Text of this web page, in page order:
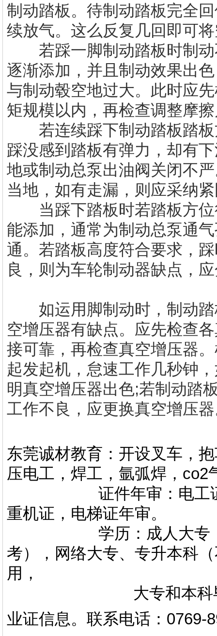
制动踏板。待制动踏板完全
续放气。这么反复几回即可
若踩一脚制动踏板时制动
逐渐添加，并且制动效果出
与制动毂空地过大。此时应
矩规模以内，再检查调整摩
若连续踩下制动踏板踏板
踩没感到踏板有弹力，却有
地或制动总泵出油阀关闭不
当地，如有走漏，则应采纳
当踩下踏板时若踏板方位
能添加，通常为制动总泵通
通。若踏板高度符合要求，
良，则为车轮制动器缺点，
如运用脚制动时，制动踏
空增压器有缺点。应先检查
接可靠，再检查真空增压器
起发起机，怠速工作几秒钟
明真空增压器出色;若制动踏
工作不良，应更换真空增压
东莞诚材教育：开设叉车，
压电工，焊工，氩弧焊，co2
证件年审：电工证，
重机证，电梯证年审。
学历：成人大专，专
考），网络大专、专升本科
用，
大专和本科毕业证
业证信息。 联系电话 ： 0769-